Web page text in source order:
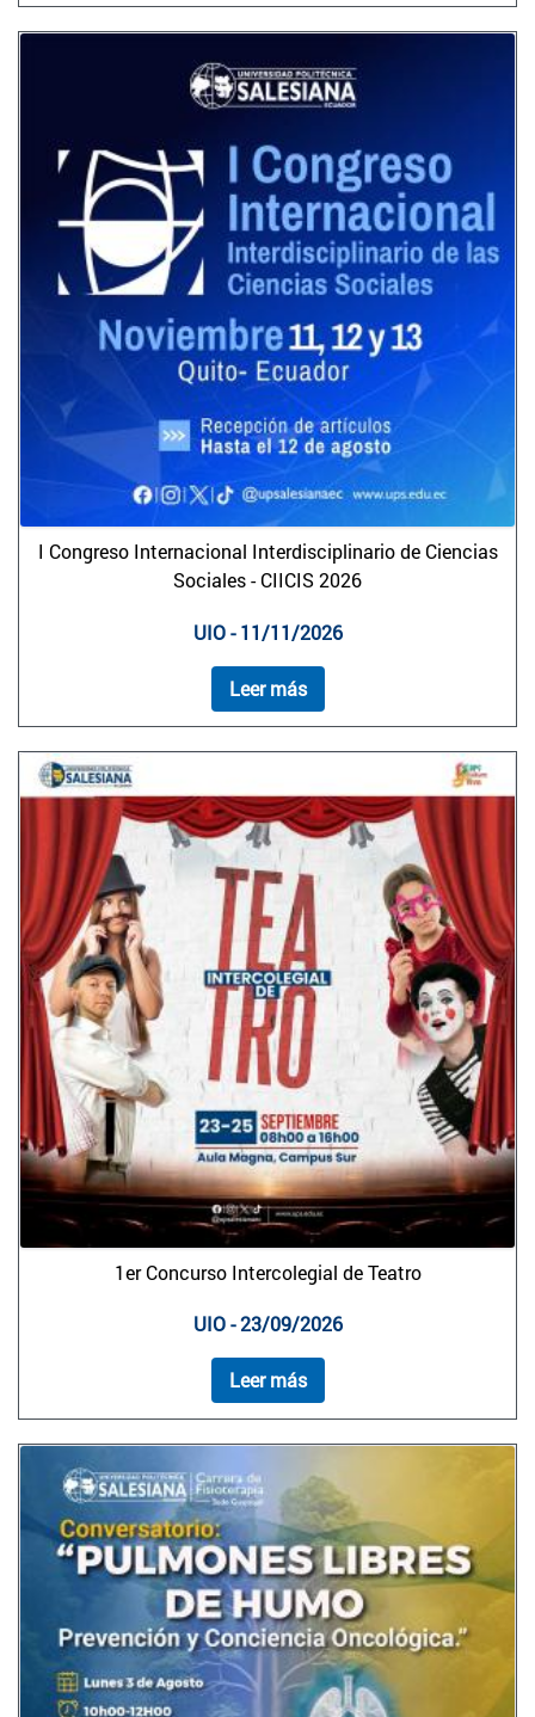
I Congreso Internacional Interdisciplinario de Ciencias
Sociales - CIICIS 2026
UIO - 11/11/2026
Leer más
1er Concurso Intercolegial de Teatro
UIO - 23/09/2026
Leer más